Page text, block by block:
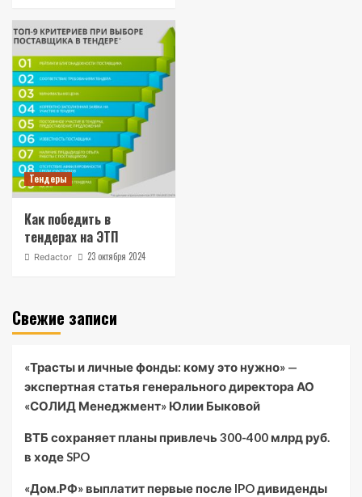
Тендеры
Как победить в
тендерах на ЭТП
Redactor 23 октября 2024
Свежие записи
«Трасты и личные фонды: кому это нужно» —
экспертная статья генерального директора АО
«СОЛИД Менеджмент» Юлии Быковой
ВТБ сохраняет планы привлечь 300-400 млрд руб.
в ходе SPO
«Дом.РФ» выплатит первые после IPO дивиденды